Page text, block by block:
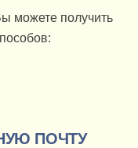
можете получить
ПОЧТУ